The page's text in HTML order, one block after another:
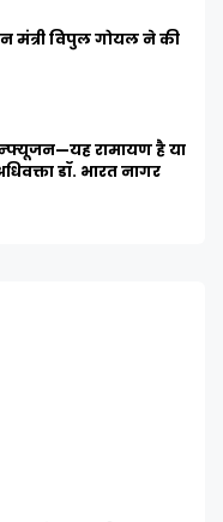
मंत्री विपुल गोयल ने की
रामायण है या
डॉ. भारत नागर